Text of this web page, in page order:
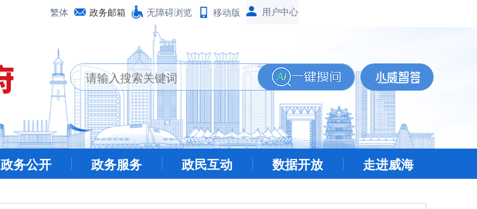
繁体 政务邮箱 无障碍浏览 移动版
政务公开 政务服务 政民互动 数据开放 走进威海